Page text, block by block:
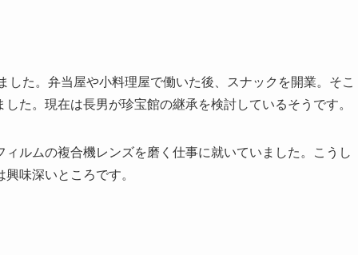
た。弁当屋や小料理屋で働いた後、スナックを開業。そこ
た。現在は長男が珍宝館の継承を検討しているそうです。
ルムの複合機レンズを磨く仕事に就いていました。こうし
味深いところです。